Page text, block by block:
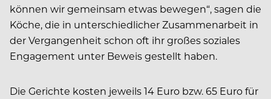
können wir gemeinsam etwas bewegen“, sagen die
Köche, die in unterschiedlicher Zusammenarbeit in
der Vergangenheit schon oft ihr großes soziales
Engagement unter Beweis gestellt haben.
Die Gerichte kosten jeweils 14 Euro bzw. 65 Euro für